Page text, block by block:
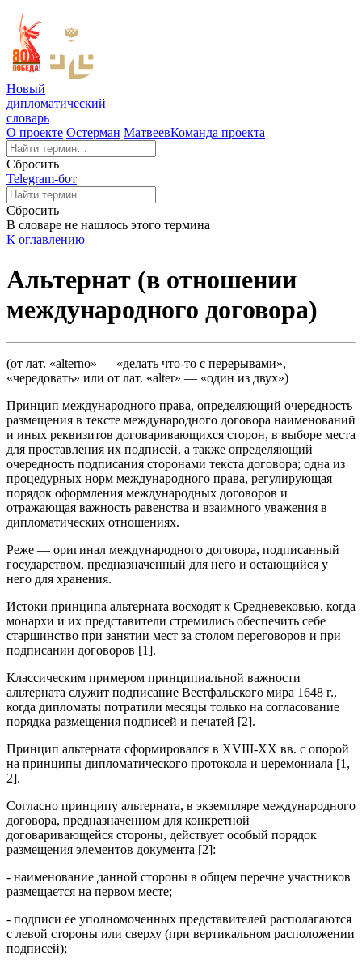
Новый
дипломатический
словарь
О проекте Остерман МатвеевКоманда проекта
Сбросить
Telegram-бот
Сбросить
В словаре не нашлось этого термина
К оглавлению
Альтернат (в отношении
международного договора)
(от лат. «alterno» — «делать что-то с перерывами»,
«чередовать» или от лат. «alter» — «один из двух»)
Принцип международного права, определяющий очередность
размещения в тексте международного договора наименований
и иных реквизитов договаривающихся сторон, в выборе места
для проставления их подписей, а также определяющий
очередность подписания сторонами текста договора; одна из
процедурных норм международного права, регулирующая
порядок оформления международных договоров и
отражающая важность равенства и взаимного уважения в
дипломатических отношениях.
Реже — оригинал международного договора, подписанный
государством, предназначенный для него и остающийся у
него для хранения.
Истоки принципа альтерната восходят к Средневековью, когда
монархи и их представители стремились обеспечить себе
старшинство при занятии мест за столом переговоров и при
подписании договоров [1].
Классическим примером принципиальной важности
альтерната служит подписание Вестфальского мира 1648 г.,
когда дипломаты потратили месяцы только на согласование
порядка размещения подписей и печатей [2].
Принцип альтерната сформировался в XVIII-XX вв. с опорой
на принципы дипломатического протокола и церемониала [1,
2].
Согласно принципу альтерната, в экземпляре международного
договора, предназначенном для конкретной
договаривающейся стороны, действует особый порядок
размещения элементов документа [2]:
- наименование данной стороны в общем перечне участников
размещается на первом месте;
- подписи ее уполномоченных представителей располагаются
с левой стороны или сверху (при вертикальном расположении
подписей);